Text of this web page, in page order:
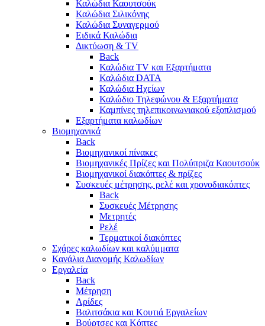
Καλώδια Καουτσούκ
Καλώδια Σιλικόνης
Καλώδια Συναγερμού
Ειδικά Καλώδια
Δικτύωση & TV
Back
Καλώδια TV και Εξαρτήματα
Καλώδια DATA
Καλώδια Ηχείων
Καλώδιο Τηλεφώνου & Εξαρτήματα
Καμπίνες τηλεπικοινωνιακού εξοπλισμού
Eξαρτήματα καλωδίων
Βιομηχανικά
Back
Βιομηχανικοί πίνακες
Βιομηχανικές Πρίζες και Πολύπριζα Καουτσούκ
Βιομηχανικοί διακόπτες & πρίζες
Συσκευές μέτρησης, ρελέ και χρονοδιακόπτες
Back
Συσκευές Μέτρησης
Μετρητές
Ρελέ
Τερματικοί διακόπτες
Σχάρες καλωδίων και καλύμματα
Κανάλια Διανομής Καλωδίων
Εργαλεία
Back
Μέτρηση
Αρίδες
Βαλιτσάκια και Κουτιά Εργαλείων
Βούρτσες και Κόπτες